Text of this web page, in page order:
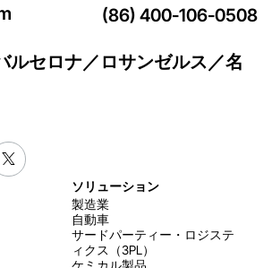
(86) 400-106-0508
ルセロナ／ロサンゼルス／名
ソリューション
製造業
自動車
サードパーティー・ロジステ
ィクス（3PL）